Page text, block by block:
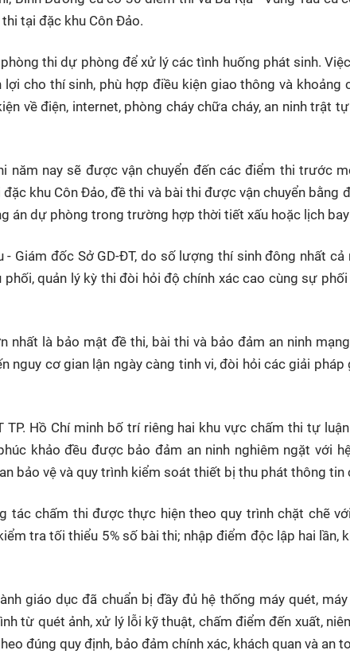
tại đặc khu Côn Đảo.
thi dự phòng để xử lý các tình huống phát sinh.
cho thí sinh, phù hợp điều kiện giao thông và khoảng
về điện, internet, phòng cháy chữa cháy, an ninh trật
năm nay sẽ được vận chuyển đến các điểm thi trước
khu Côn Đảo, đề thi và bài thi được vận chuyển bằng
án dự phòng trong trường hợp thời tiết xấu hoặc lịch
- Giám đốc Sở GD-ĐT, do số lượng thí sinh đông nhất
quản lý kỳ thi đòi hỏi độ chính xác cao cùng sự
nhất là bảo mật đề thi, bài thi và bảo đảm an ninh
nguy cơ gian lận ngày càng tinh vi, đòi hỏi các giải
TP. Hồ Chí minhbố trí riêng hai khu vực chấm thi tự
khảo đều được bảo đảm an ninh nghiêm ngặt với
bảo vệ và quy trình kiểm soát thiết bị thu phát thông tin
tác chấm thi được thực hiện theo quy trình chặt chẽ
tra tối thiểu 5% số bài thi; nhập điểm độc lập hai lần,
giáo dục đã chuẩn bị đầy đủ hệ thống máy quét,
từ quét ảnh, xử lý lỗi kỹ thuật, chấm điểm đến xuất,
đúng quy định, bảo đảm chính xác, khách quan và an